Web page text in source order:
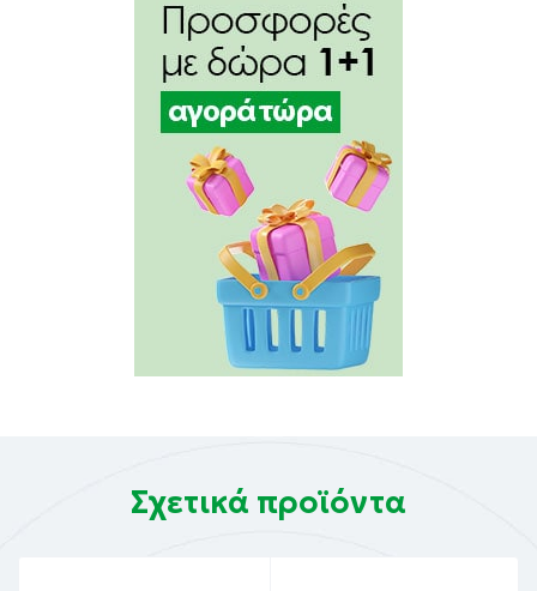
Σχετικά προϊόντα